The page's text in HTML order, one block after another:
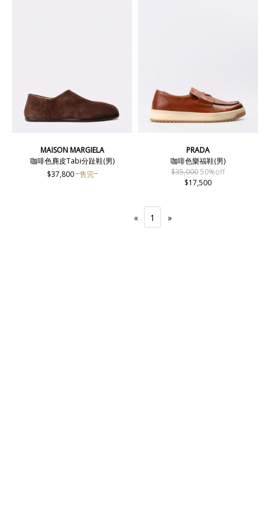
MAISON MARGIELA
咖啡色麂皮Tabi分趾鞋(男)
$37,800 售完
PRADA
咖啡色樂福鞋(男)
$35,00050%off
$17,500
« 1 »